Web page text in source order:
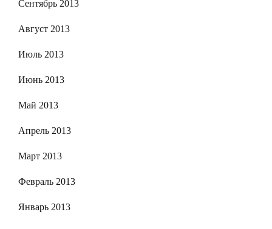
Сентябрь 2013
Август 2013
Июль 2013
Июнь 2013
Май 2013
Апрель 2013
Март 2013
Февраль 2013
Январь 2013